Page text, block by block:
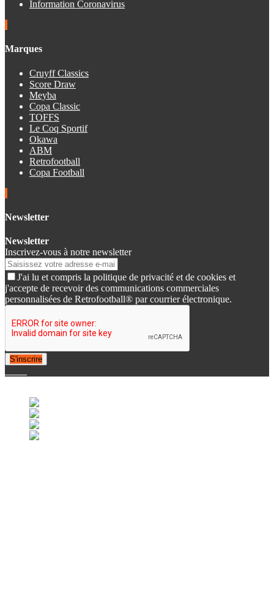
Information Coronavirus
Marques
Cruyff Classics
Score Draw
Meyba
Copa Classic
TOFFS
Le Coq Sportif
Okawa
ABM
Retrofootball
Copa Football
Newsletter
Newsletter
Inscrivez-vous à notre newsletter
J'ai lu et compris la politique de privacité et de cookies et
j'accepte de recevoir des communications commerciales
personnalisées de Retrofootball® par courrier électronique.
S'inscrire